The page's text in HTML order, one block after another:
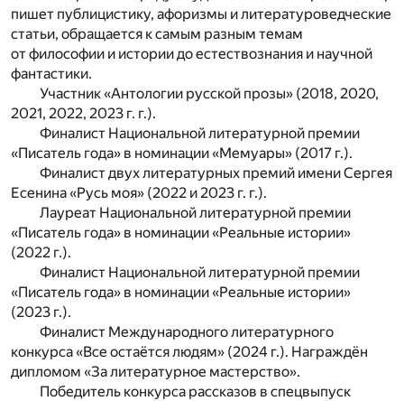
пишет публицистику, афоризмы и литературоведческие
статьи, обращается к самым разным темам
от философии и истории до естествознания и научной
фантастики.
Участник «Антологии русской прозы» (2018, 2020,
2021, 2022, 2023 г. г.).
Финалист Национальной литературной премии
«Писатель года» в номинации «Мемуары» (2017 г.).
Финалист двух литературных премий имени Сергея
Есенина «Русь моя» (2022 и 2023 г. г.).
Лауреат Национальной литературной премии
«Писатель года» в номинации «Реальные истории»
(2022 г.).
Финалист Национальной литературной премии
«Писатель года» в номинации «Реальные истории»
(2023 г.).
Финалист Международного литературного
конкурса «Все остаётся людям» (2024 г.). Награждён
дипломом «За литературное мастерство».
Победитель конкурса рассказов в спецвыпуск